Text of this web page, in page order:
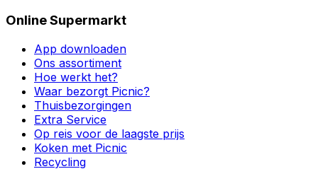
Online Supermarkt
App downloaden
Ons assortiment
Hoe werkt het?
Waar bezorgt Picnic?
Thuisbezorgingen
Extra Service
Op reis voor de laagste prijs
Koken met Picnic
Recycling